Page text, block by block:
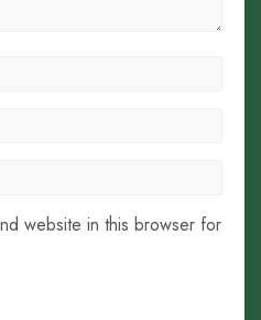
website in this browser for